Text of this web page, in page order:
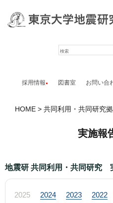
採用情報 図書室 お問い合
HOME 共同利用・共同研究
実施報
地震研 共同利用・共同研究
2025 2024 2023 2022